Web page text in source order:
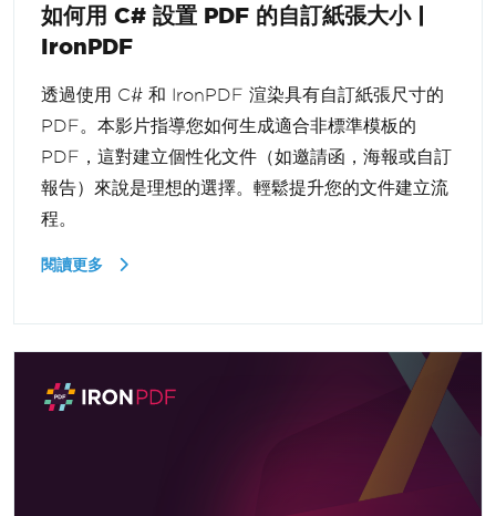
如何用 C# 設置 PDF 的自訂紙張大小 |
IronPDF
透過使用 C# 和 IronPDF 渲染具有自訂紙張尺寸的
PDF。本影片指導您如何生成適合非標準模板的
PDF，這對建立個性化文件（如邀請函，海報或自訂
報告）來說是理想的選擇。輕鬆提升您的文件建立流
程。
閱讀更多